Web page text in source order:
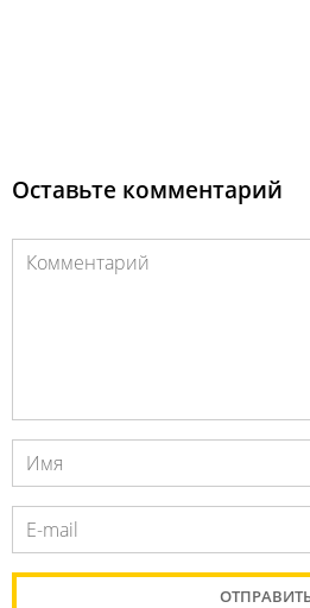
Оставьте комментарий